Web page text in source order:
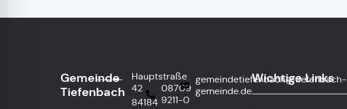
Gemeinde
Tiefenbach
Hauptstraße
42
84184
08709
9211-0
gemeindetiefenbach@tiefenbach-
gemeinde.de
Wichtige Links